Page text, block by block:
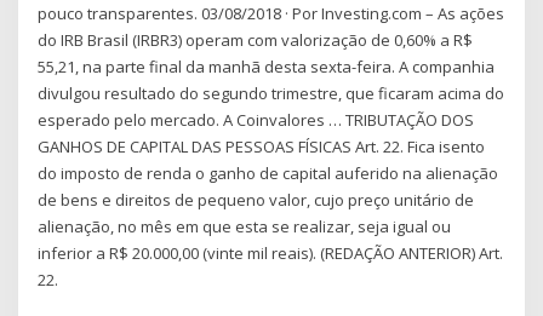
pouco transparentes. 03/08/2018 · Por Investing.com – As ações
do IRB Brasil (IRBR3) operam com valorização de 0,60% a R$
55,21, na parte final da manhã desta sexta-feira. A companhia
divulgou resultado do segundo trimestre, que ficaram acima do
esperado pelo mercado. A Coinvalores … TRIBUTAÇÃO DOS
GANHOS DE CAPITAL DAS PESSOAS FÍSICAS Art. 22. Fica isento
do imposto de renda o ganho de capital auferido na alienação
de bens e direitos de pequeno valor, cujo preço unitário de
alienação, no mês em que esta se realizar, seja igual ou
inferior a R$ 20.000,00 (vinte mil reais). (REDAÇÃO ANTERIOR) Art.
22.